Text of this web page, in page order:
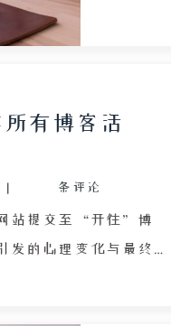
作者朋友峰哥也反馈
数据库中评论的
示了开源社区快速响
出了活跃项目频繁重
的升级困扰。
普通
拒绝
方。事
图实
诈骗的
有博客活
| 条评论
站提交至“开往”博
发的心理变化与最终